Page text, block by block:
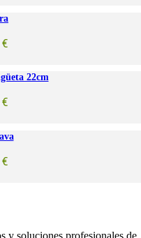
€
22cm
€
€
y soluciones profesionales de